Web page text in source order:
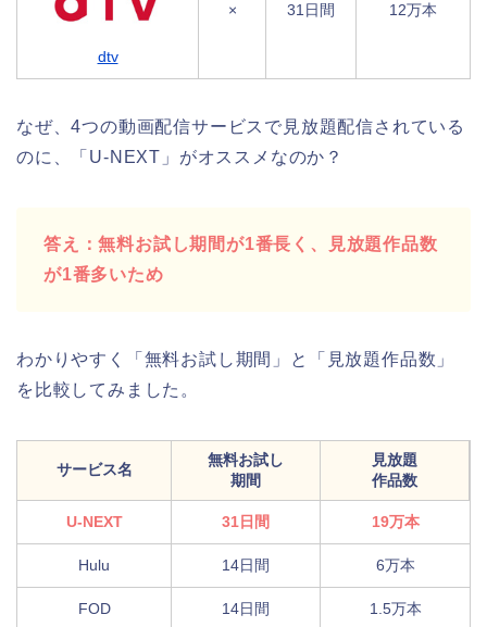
dtv
× 31日間 12万本
なぜ、4つの動画配信サービスで見放題配信されている
のに、「U-NEXT」がオススメなのか？
答え：無料お試し期間が1番長く、見放題作品数
が1番多いため
わかりやすく「無料お試し期間」と「見放題作品数」
を比較してみました。
サービス名
無料お試し
期間
見放題
作品数
U-NEXT 31日間 19万本
Hulu 14日間 6万本
FOD 14日間 1.5万本